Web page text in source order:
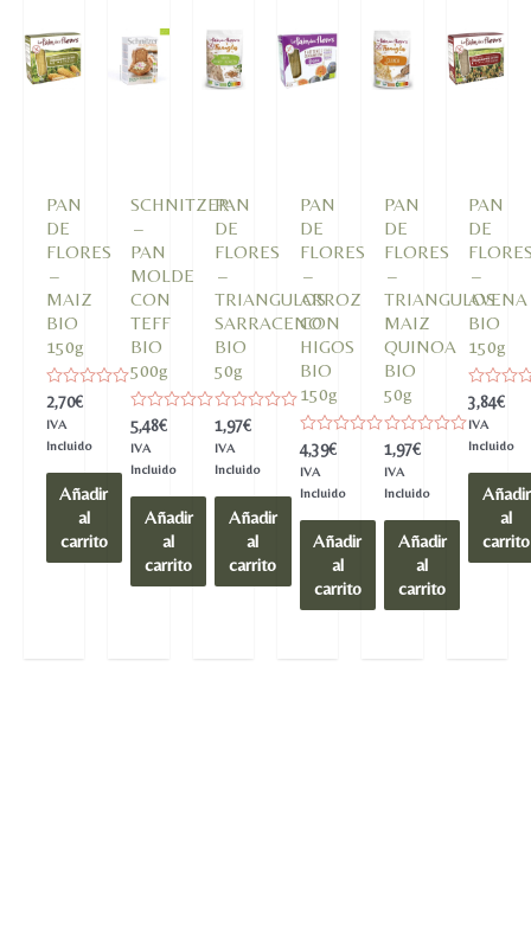
PAN
DE
FLORES
–
MAIZ
BIO
150g
Valorado
en
0
de
2,70€
IVA
Incluido
Añadir
al
carrito
SCHNITZER
–
PAN
MOLDE
CON
TEFF
BIO
500g
Valorado
en
0
de
5,48€
IVA
Incluido
Añadir
al
carrito
PAN
DE
FLORES
–
TRIANGULOS
SARRACENO
BIO
50g
Valorado
en
0
de
1,97€
IVA
Incluido
Añadir
al
carrito
PAN
DE
FLORES
–
ARROZ
CON
HIGOS
BIO
150g
Valorado
en
0
de
4,39€
IVA
Incluido
Añadir
al
carrito
PAN
DE
FLORES
–
TRIANGULOS
MAIZ
QUINOA
BIO
50g
Valorado
en
0
de
1,97€
IVA
Incluido
Añadir
al
carrito
PAN
DE
–
AVENA
BIO
150g
Valorado
en
0
de
3,84€
IVA
Incluido
Añadir
al
carrito